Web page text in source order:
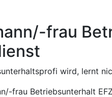
frau
wird, lernt
frau Betriebsunterhalt